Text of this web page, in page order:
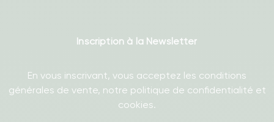
Inscription à la Newsletter
En vous inscrivant, vous acceptez les conditions
générales de vente, notre politique de confidentialité et
cookies.